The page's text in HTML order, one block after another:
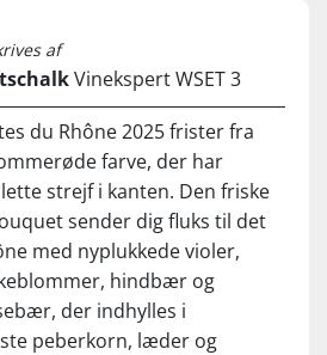
af
Vinekspert WSET 3
du Rhône 2025 frister fra
farve, der har
strejf i kanten. Den friske
sender dig fluks til det
med nyplukkede violer,
hindbær og
der indhylles i
peberkorn, læder og